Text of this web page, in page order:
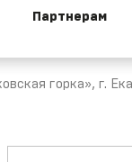
Партнерам
горка», г.